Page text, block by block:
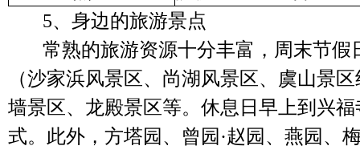
5、 身边的旅游景点
常熟的旅游资源十分丰富，周末节假
（沙家浜风景区、尚湖风景区、虞山景
墙景区、龙殿景区等。休息日早上到兴
式。此外，方塔园、曾园·赵园、燕园、